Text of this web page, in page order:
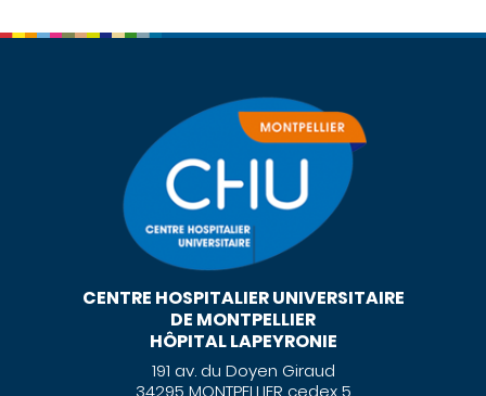
CENTRE HOSPITALIER UNIVERSITAIRE
DE MONTPELLIER
HÔPITAL LAPEYRONIE
191 av. du Doyen Giraud
34295 MONTPELLIER cedex 5